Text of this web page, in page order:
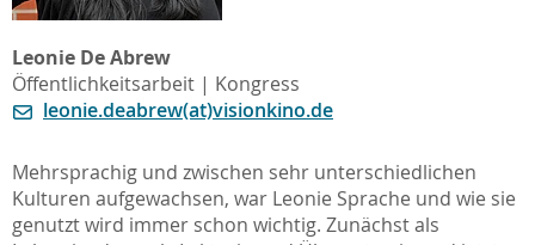
Leonie De Abrew
Öffentlichkeitsarbeit | Kongress
leonie.deabrew(at)visionkino.de
Mehrsprachig und zwischen sehr unterschiedlichen
Kulturen aufgewachsen, war Leonie Sprache und wie sie
genutzt wird immer schon wichtig. Zunächst als